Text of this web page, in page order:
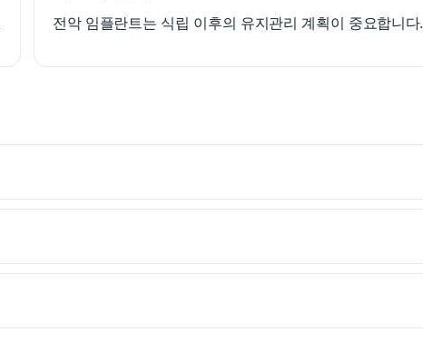
전악 임플란트는 식립 이후의 유지관리 계획이 중요합니다.